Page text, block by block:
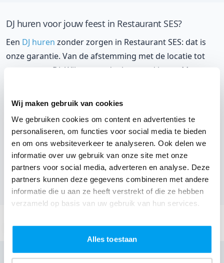
Wij maken gebruik van cookies
We gebruiken cookies om content en advertenties te
personaliseren, om functies voor social media te bieden
en om ons websiteverkeer te analyseren. Ook delen we
informatie over uw gebruik van onze site met onze
partners voor social media, adverteren en analyse. Deze
partners kunnen deze gegevens combineren met andere
informatie die u aan ze heeft verstrekt of die ze hebben
verzameld op basis van uw gebruik van hun services.
Alles toestaan
DJ huren voor jouw feest in Restaurant SES?
Een DJ huren zonder zorgen in Restaurant SES: dat is
onze garantie. Van de afstemming met de locatie tot
een reserve DJ. Wij zorgen dat het goed komt. Maar
natuurlijk weten wat het kost.
EenDJ boeken uit Gelderlandwas nog nooit zo
makkelijk. Daarom kun je bij ons online de prijs
berekenen voor jouw feest. Ook kun je nu boeken of
een vrijblijvende offerte aanvragen.
Huur de beste DJ uit
Harderwijken omgeving, en check dus directonze
prijzen voor jouw DJ .
info@thedjcompany.nl
Bellen: